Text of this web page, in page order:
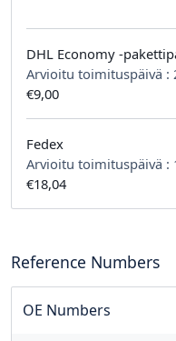
DHL Economy -
Arvioitu toimituspäivä :
€9,00
Fedex
Arvioitu toimituspäivä :
€18,04
Reference Numbers
OE Numbers